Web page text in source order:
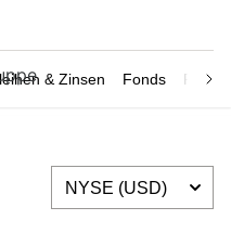
& Zinsen Fonds